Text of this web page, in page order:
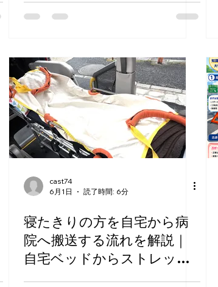
cast74
6月1日
読了時間: 6分
寝たきりの方を自宅から病
院へ搬送する流れを解説｜
自宅ベッドからストレッチ